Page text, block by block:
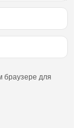
браузере для